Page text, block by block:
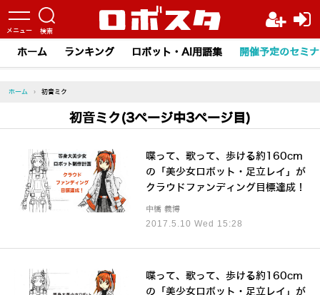
ホーム ランキング ロボット・AI用語集 開催予定のセミ
ホーム › 初音ミク
初音ミク(3ページ中3ページ目)
2017.5.10 Wed 15:28
喋って、歌って、歩ける約160cm
の「美少女ロボット・足立レイ」が
クラウドファンディング目標達成！
中橋 義博
喋って、歌って、歩ける約160cm
の「美少女ロボット・足立レイ」が